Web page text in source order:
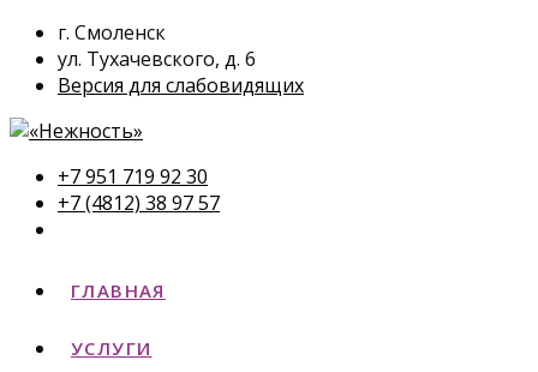
г. Смоленск
ул. Тухачевского, д. 6
Версия для слабовидящих
+7 951 719 92 30
+7 (4812) 38 97 57
ГЛАВНАЯ
УСЛУГИ